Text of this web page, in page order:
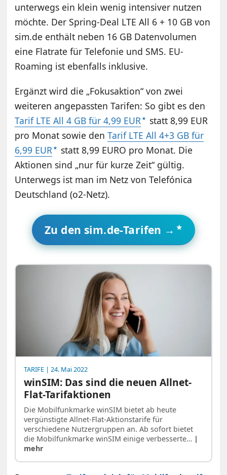
unterwegs ein klein wenig intensiver nutzen
möchte. Der Spring-Deal LTE All 6 + 10 GB von
sim.de enthält neben 16 GB Datenvolumen
eine Flatrate für Telefonie und SMS. EU-
Roaming ist ebenfalls inklusive.
Ergänzt wird die „Fokusaktion“ von zwei
weiteren angepassten Tarifen: So gibt es den
Tarif LTE All 4 GB für 4,99 EUR
statt 8,99 EUR
pro Monat sowie denTarif LTE All 4+3 GB für
6,99 EUR
statt 8,99 EURO pro Monat. Die
Aktionen sind „nur für kurze Zeit“ gültig.
Unterwegs ist man im Netz von Telefónica
Deutschland (o2-Netz).
Zu den sim.de-Tarifen →
TARIFE | 24. Mai 2022
winSIM: Das sind die neuen Allnet-
Flat-Tarifaktionen
Die Mobilfunkmarke winSIM bietet ab heute
vergünstigte Allnet-Flat-Aktionstarife für
verschiedene Nutzergruppen an. Ab sofort bietet
die Mobilfunkmarke winSIM einige verbesserte… |
mehr